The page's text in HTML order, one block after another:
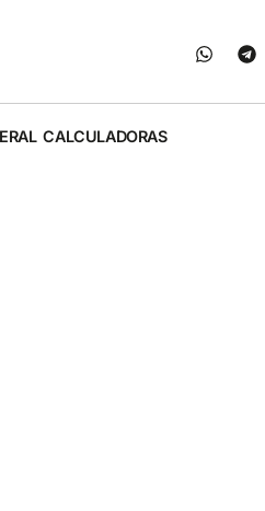
CALCULADORAS